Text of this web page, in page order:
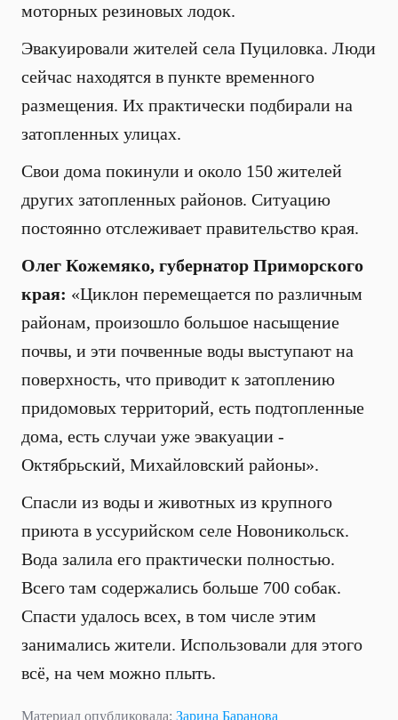
моторных резиновых лодок.
Эвакуировали жителей села Пуциловка. Люди
сейчас находятся в пункте временного
размещения. Их практически подбирали на
затопленных улицах.
Свои дома покинули и около 150 жителей
других затопленных районов. Ситуацию
постоянно отслеживает правительство края.
Олег Кожемяко, губернатор Приморского
края: «Циклон перемещается по различным
районам, произошло большое насыщение
почвы, и эти почвенные воды выступают на
поверхность, что приводит к затоплению
придомовых территорий, есть подтопленные
дома, есть случаи уже эвакуации -
Октябрьский, Михайловский районы».
Спасли из воды и животных из крупного
приюта в уссурийском селе Новоникольск.
Вода залила его практически полностью.
Всего там содержались больше 700 собак.
Спасти удалось всех, в том числе этим
занимались жители. Использовали для этого
всё, на чем можно плыть.
Материал опубликовала: Зарина Баранова